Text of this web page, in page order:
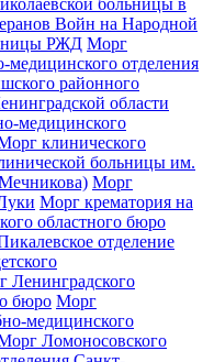
больницы в
Войн на Народной
РЖД Морг
медицинского отделения
районного
области
медицинского
клинического
больницы им.
Морг
Морг крематория на
областного бюро
отделение
Ленинградского
бюро Морг
медицинского
Ломоносовского